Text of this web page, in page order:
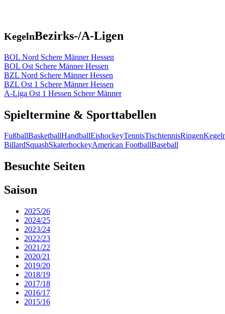
KegelnBezirks-/A-Ligen
BOL Nord Schere Männer Hessen
BOL Ost Schere Männer Hessen
BZL Nord Schere Männer Hessen
BZL Ost 1 Schere Männer Hessen
A-Liga Ost 1 Hessen Schere Männer
Spieltermine & Sporttabellen
FußballBasketballHandballEishockeyTennisTischtennisRingen
BillardSquashSkaterhockeyAmerican FootballBaseball
Besuchte Seiten
Saison
2025/26
2024/25
2023/24
2022/23
2021/22
2020/21
2019/20
2018/19
2017/18
2016/17
2015/16